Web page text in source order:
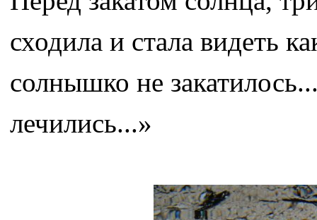
сходила и стала видеть
солнышко не
лечились...»